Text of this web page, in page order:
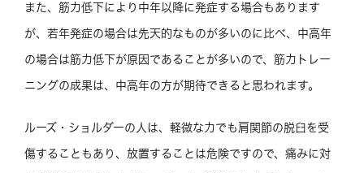
また、筋力低下により中年以降に発症する場合もあります
が、若年発症の場合は先天的なものが多いのに比べ、中高年
の場合は筋力低下が原因であることが多いので、筋力トレー
ニングの成果は、中高年の方が期待できると思われます。
ルーズ・ショルダーの人は、軽微な力でも肩関節の脱臼を受
傷することもあり、放置することは危険ですので、痛みに対